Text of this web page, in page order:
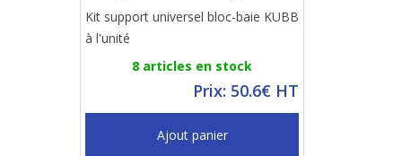
Kit support universel bloc-baie KUBB
à l'unité
8 articles en stock
Prix: 50.6€ HT
Ajout panier